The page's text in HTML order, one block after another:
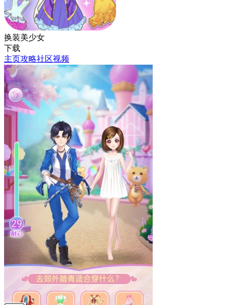
换装美少女
下载
主页攻略社区视频